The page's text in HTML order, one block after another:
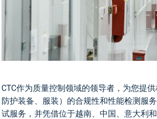
CTC作为质量控制领域的领导者，为您提
防护装备、服装）的合规性和性能检测服
试服务，并凭借位于越南、中国、意大利